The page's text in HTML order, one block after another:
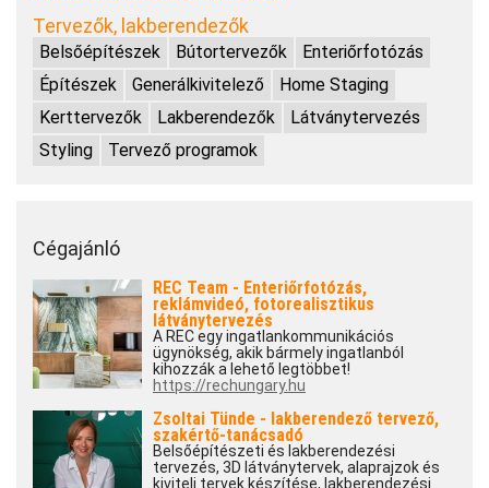
Tervezők, lakberendezők
Belsőépítészek Bútortervezők
Enteriőrfotózás
Építészek
Generálkivitelező
Home Staging
Kerttervezők
Lakberendezők
Látványtervezés
Styling
Tervező programok
Cégajánló
REC Team - Enteriőrfotózás,
reklámvideó, fotorealisztikus
látványtervezés
A REC egy ingatlankommunikációs
ügynökség, akik bármely ingatlanból
kihozzák a lehető legtöbbet!
https://rechungary.hu
Zsoltai Tünde - lakberendező tervező,
szakértő-tanácsadó
Belsőépítészeti és lakberendezési
tervezés, 3D látványtervek, alaprajzok és
kiviteli tervek készítése, lakberendezési